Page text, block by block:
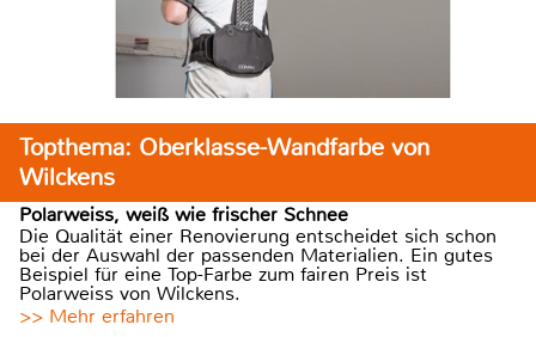
Topthema: Oberklasse-Wandfarbe von
Wilckens
Polarweiss, weiß wie frischer Schnee
Die Qualität einer Renovierung entscheidet sich schon
bei der Auswahl der passenden Materialien. Ein gutes
Beispiel für eine Top-Farbe zum fairen Preis ist
Polarweiss von Wilckens.
>> Mehr erfahren